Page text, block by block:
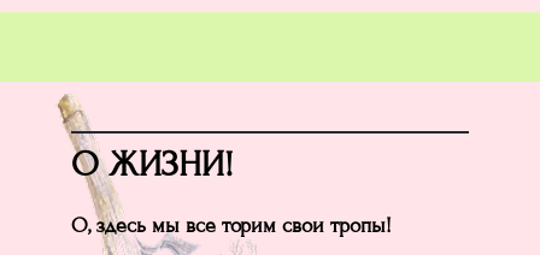
О ЖИЗНИ!
О, здесь мы все торим свои тропы!